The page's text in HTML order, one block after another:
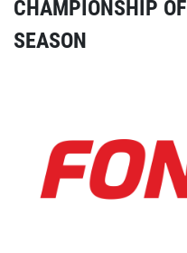
CHAMPIONSHIP
SEASON